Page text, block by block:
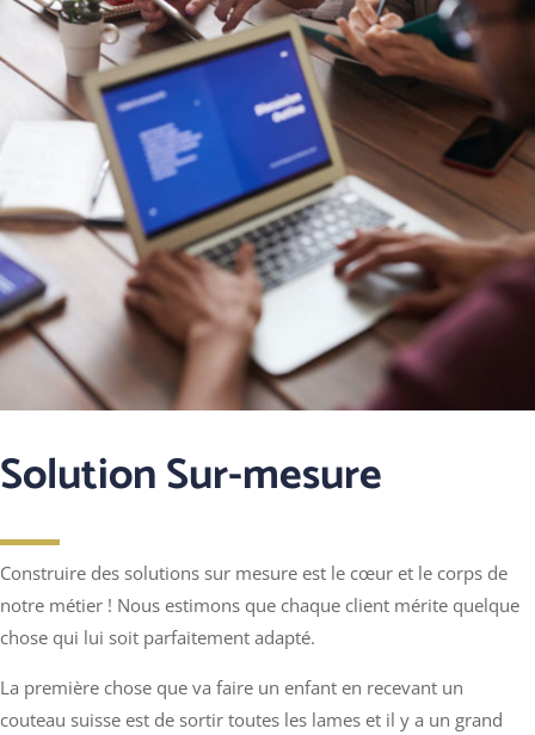
Solution Sur-mesure
Construire des solutions sur mesure est le cœur et le corps de
notre métier ! Nous estimons que chaque client mérite quelque
chose qui lui soit parfaitement adapté.
La première chose que va faire un enfant en recevant un
couteau suisse est de sortir toutes les lames et il y a un grand